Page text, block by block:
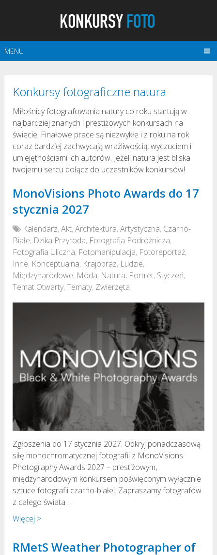
MENU
Konkursy fotograficzne natura
Miłośnicy fotografowania natury co roku startują w
najbardziej znanych i prestiżowych konkursach na
świecie. Finałowe prace są niezwykłe i z roku na rok
coraz bardziej zachwycają wrażliwością, wyczuciem i
umiejętnościami ich autorów. Jeżeli natura jest bliska
twojemu sercu dołącz do uczestników konkursów!
MonoVisions Photo Awards do 17
stycznia 2027
Kalendarz,Akt,Architektura,Artystyczna, Czarno-
Białe, Dzika Przyroda, Fotografia Podróżnicza,
Fotografia Uliczna, Fotomanipulacja, Fotoreportaż,
Inne, Konceptualna, Krajobraz, Ludzie,
Międzynarodowe, Moda, Natura, Portret, Styczeń,
Temat Otwarty,Tematy, Zwierzęta
Zgłoszenia do 17 stycznia 2027. Odkryj ponadczasową
siłę monochromatycznej fotografii z MonoVisions
Photography Awards 2027 – prestiżowym,
międzynarodowym konkursem poświęconym wyłącznie
sztuce fotografii czarno-białej. Zapraszamy fotografów
z całego świata …
Więcej >
RMetS Weather Photographer of